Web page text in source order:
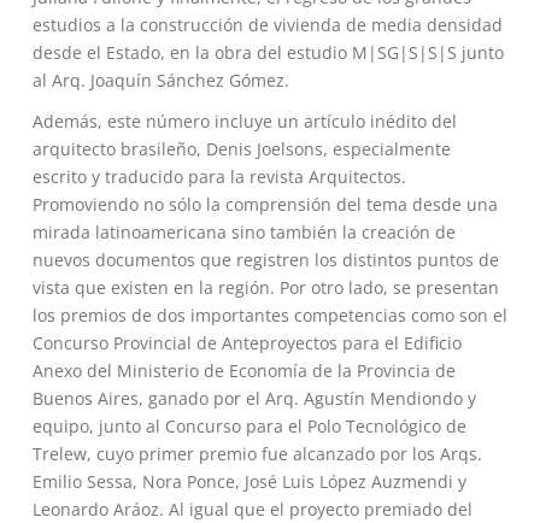
estudios a la construcción de vivienda de media densidad
desde el Estado, en la obra del estudio M|SG|S|S|S junto
al Arq. Joaquín Sánchez Gómez.
Además, este número incluye un artículo inédito del
arquitecto brasileño, Denis Joelsons, especialmente
escrito y traducido para la revista Arquitectos.
Promoviendo no sólo la comprensión del tema desde una
mirada latinoamericana sino también la creación de
nuevos documentos que registren los distintos puntos de
vista que existen en la región. Por otro lado, se presentan
los premios de dos importantes competencias como son el
Concurso Provincial de Anteproyectos para el Edificio
Anexo del Ministerio de Economía de la Provincia de
Buenos Aires, ganado por el Arq. Agustín Mendiondo y
equipo, junto al Concurso para el Polo Tecnológico de
Trelew, cuyo primer premio fue alcanzado por los Arqs.
Emilio Sessa, Nora Ponce, José Luis López Auzmendi y
Leonardo Aráoz. Al igual que el proyecto premiado del